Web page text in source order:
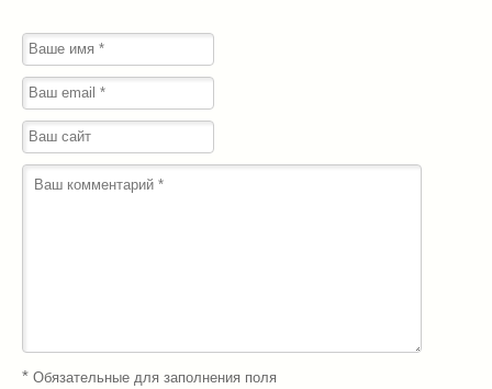
* Обязательные для заполнения поля